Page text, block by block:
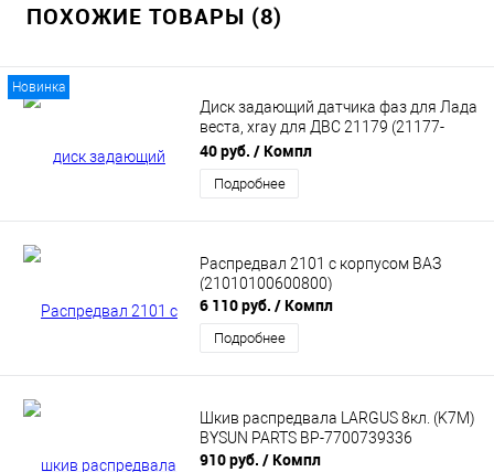
ПОХОЖИЕ ТОВАРЫ (8)
Новинка
Диск задающий датчика фаз для Лада
веста, xray для ДВС 21179 (21177-
1065028-00)
40 руб. / Компл
Подробнее
Распредвал 2101 с корпусом ВАЗ
(21010100600800)
6 110 руб. / Компл
Подробнее
Шкив распредвала LARGUS 8кл. (K7M)
BYSUN PARTS BP-7700739336
910 руб. / Компл